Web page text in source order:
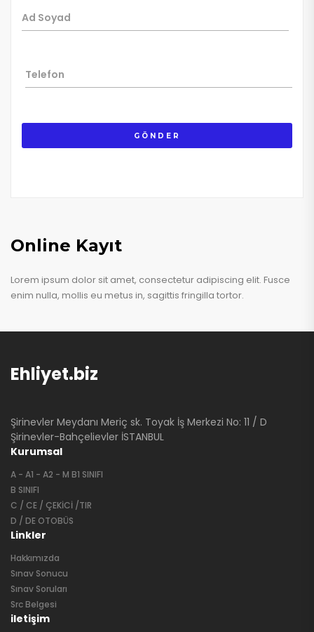
GÖNDER
Online Kayıt
Lorem ipsum dolor sit amet, consectetur adipiscing elit. Fusce
enim nulla, mollis eu metus in, sagittis fringilla tortor.
Ehliyet.biz
Şirinevler Meydanı Meriç sk. Toyak İş Merkezi No: 11 / D
Şirinevler-Bahçelievler İSTANBUL
Kurumsal
A - A1 - A2 - M B1 SINIFI
B SINIFI
C / CE / ÇEKİCİ /TIR
D / DE OTOBÜS
Linkler
Hakkımızda
Sınav Sonucu
Sınav Soruları
Src Belgesi
iletişim